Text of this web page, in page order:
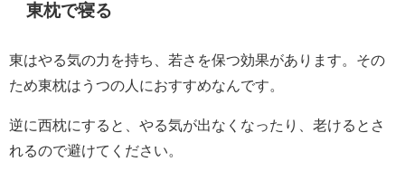
東枕で寝る
東はやる気の力を持ち、若さを保つ効果があります。その
ため東枕はうつの人におすすめなんです。
逆に西枕にすると、やる気が出なくなったり、老けるとさ
れるので避けてください。